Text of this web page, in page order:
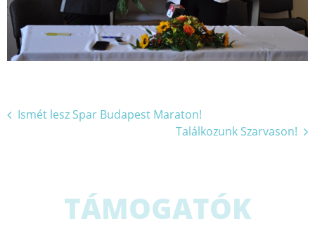
Bejegyzés
Ismét lesz Spar Budapest Maraton!
Találkozunk Szarvason!
TÁMOGATÓK